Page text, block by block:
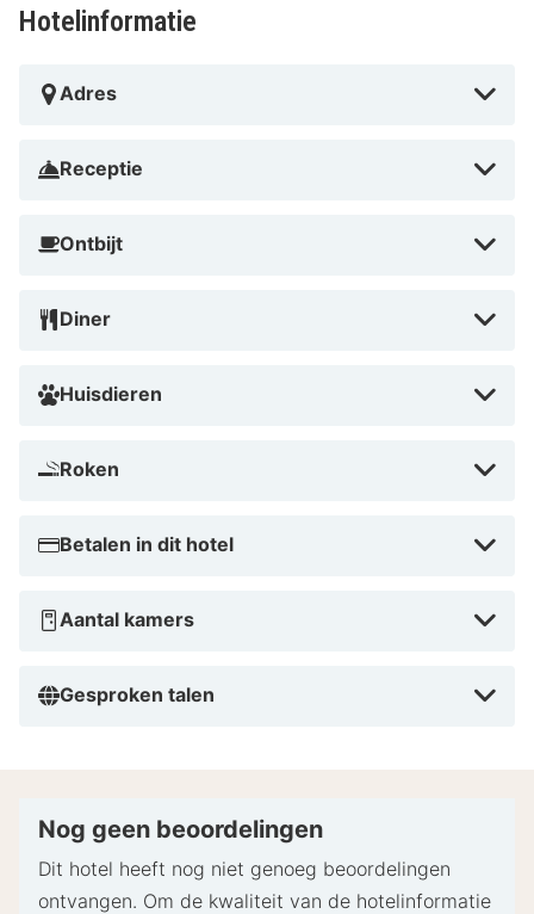
het slim om vroeg te vertrekken zodat je optimaal van
om een avondwandeling te maken bij de nabijgelegen
zoals de 'Espaces d'Abraxas', die een indrukwekkend
Hotelinformatie
Adres
Receptie
Ontbijt
Diner
Huisdieren
Roken
Betalen in dit hotel
Aantal kamers
Gesproken talen
Nog geen beoordelingen
Dit hotel heeft nog niet genoeg beoordelingen
ontvangen. Om de kwaliteit van de hotelinformatie